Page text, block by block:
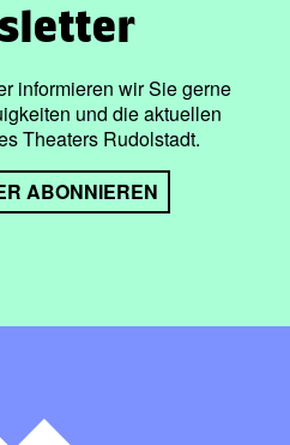
informieren wir Sie gerne
und die aktuellen
Theaters Rudolstadt.
ABONNIEREN